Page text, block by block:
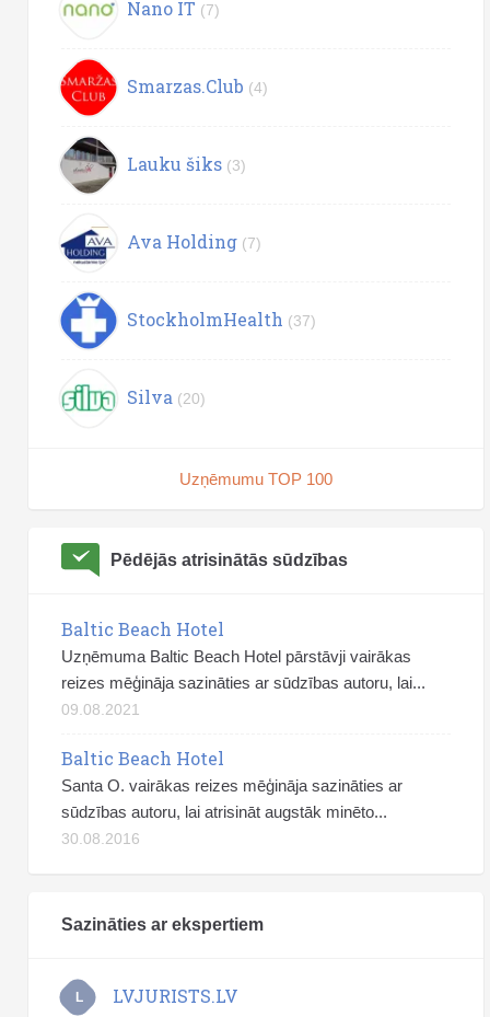
Nano IT (7)
Smarzas.Club (4)
Lauku šiks (3)
Ava Holding (7)
StockholmHealth (37)
Silva (20)
Uzņēmumu TOP 100
Pēdējās atrisinātās sūdzības
Baltic Beach Hotel
Uzņēmuma Baltic Beach Hotel pārstāvji vairākas
reizes mēģināja sazināties ar sūdzības autoru, lai...
09.08.2021
Baltic Beach Hotel
Santa O. vairākas reizes mēģināja sazināties ar
sūdzības autoru, lai atrisināt augstāk minēto...
30.08.2016
Sazināties ar ekspertiem
L LVJURISTS.LV